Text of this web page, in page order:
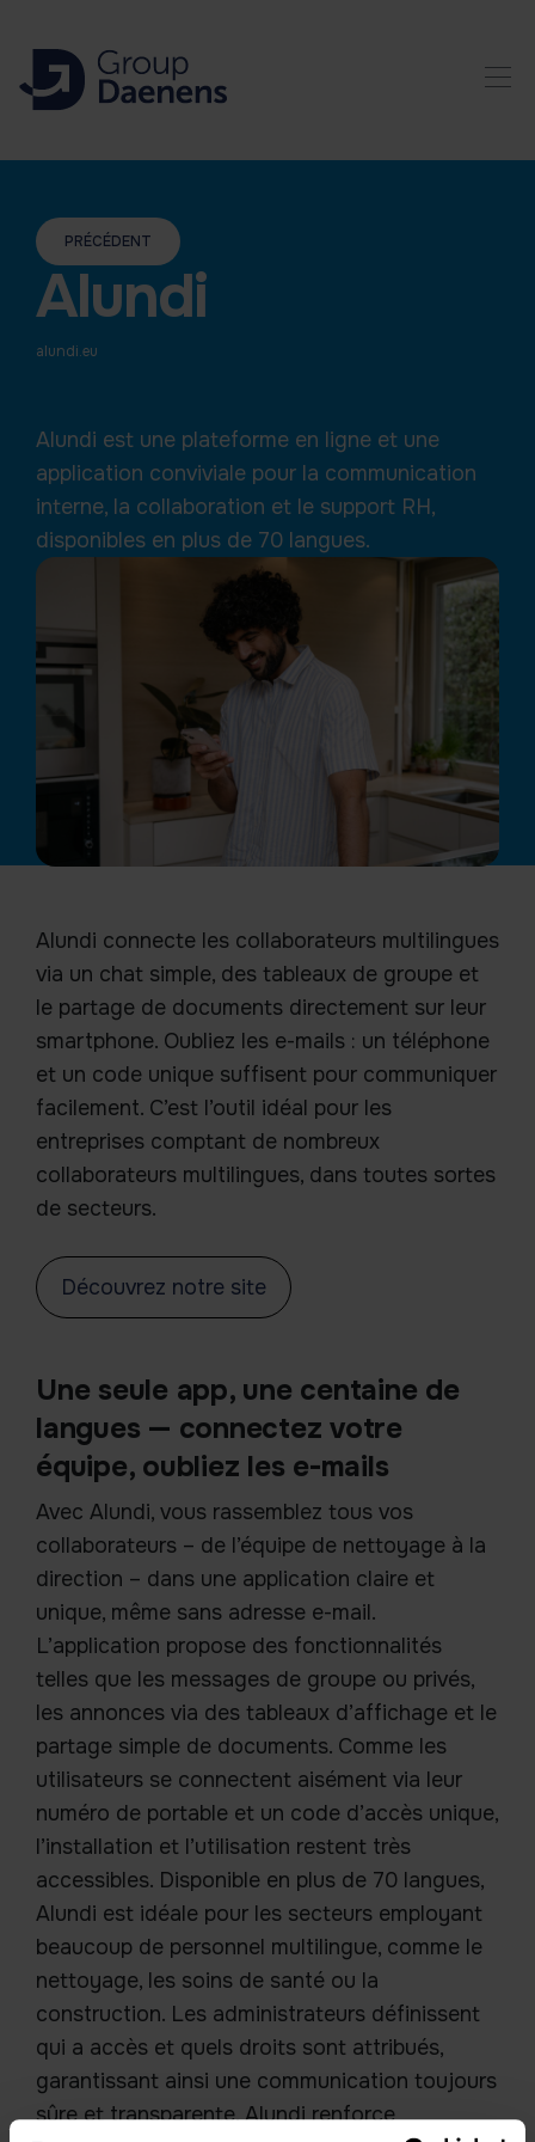
PRÉCÉDENT
Alundi
alundi.eu
Alundi est une plateforme en ligne et une
application conviviale pour la communication
interne, la collaboration et le support RH,
disponibles en plus de 70 langues.
Alundi connecte les collaborateurs multilingues
via un chat simple, des tableaux de groupe et
le partage de documents directement sur leur
smartphone. Oubliez les e-mails : un téléphone
et un code unique suffisent pour communiquer
facilement. C’est l’outil idéal pour les
entreprises comptant de nombreux
collaborateurs multilingues, dans toutes sortes
de secteurs.
Découvrez notre site
Une seule app, une centaine de
langues — connectez votre
équipe, oubliez les e-mails
Avec Alundi, vous rassemblez tous vos
collaborateurs – de l’équipe de nettoyage à la
direction – dans une application claire et
unique, même sans adresse e-mail.
L’application propose des fonctionnalités
telles que les messages de groupe ou privés,
les annonces via des tableaux d’affichage et le
partage simple de documents. Comme les
utilisateurs se connectent aisément via leur
numéro de portable et un code d’accès unique,
l’installation et l’utilisation restent très
accessibles. Disponible en plus de 70 langues,
Alundi est idéale pour les secteurs employant
beaucoup de personnel multilingue, comme le
nettoyage, les soins de santé ou la
construction. Les administrateurs définissent
qui a accès et quels droits sont attribués,
garantissant ainsi une communication toujours
sûre et transparente. Alundi renforce